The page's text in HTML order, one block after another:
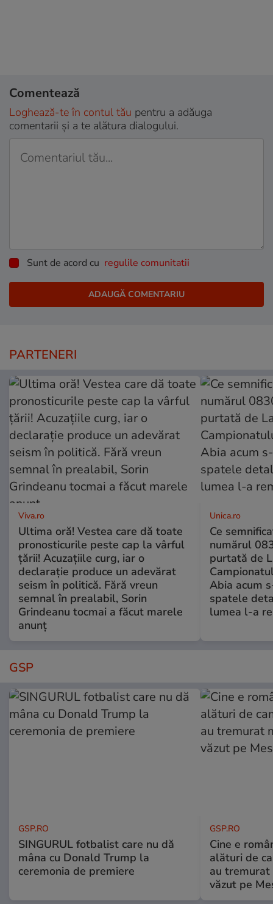
Comentează
Loghează-te în contul tău pentru a adăuga
comentarii și a te alătura dialogului.
Sunt de acord cu regulile comunitatii
PARTENERI
Viva.ro
Ultima oră! Vestea care dă toate
pronosticurile peste cap la vârful
țării! Acuzațiile curg, iar o
declarație produce un adevărat
seism în politică. Fără vreun
semnal în prealabil, Sorin
Grindeanu tocmai a făcut marele
anunț
Unica.ro
Ce
numărul
purtată de
Abia acum
spatele
lumea l-a
GSP
GSP.RO
SINGURUL fotbalist care nu dă
mâna cu Donald Trump la
ceremonia de premiere
GSP.RO
Cine e
alături de
au
văzut pe